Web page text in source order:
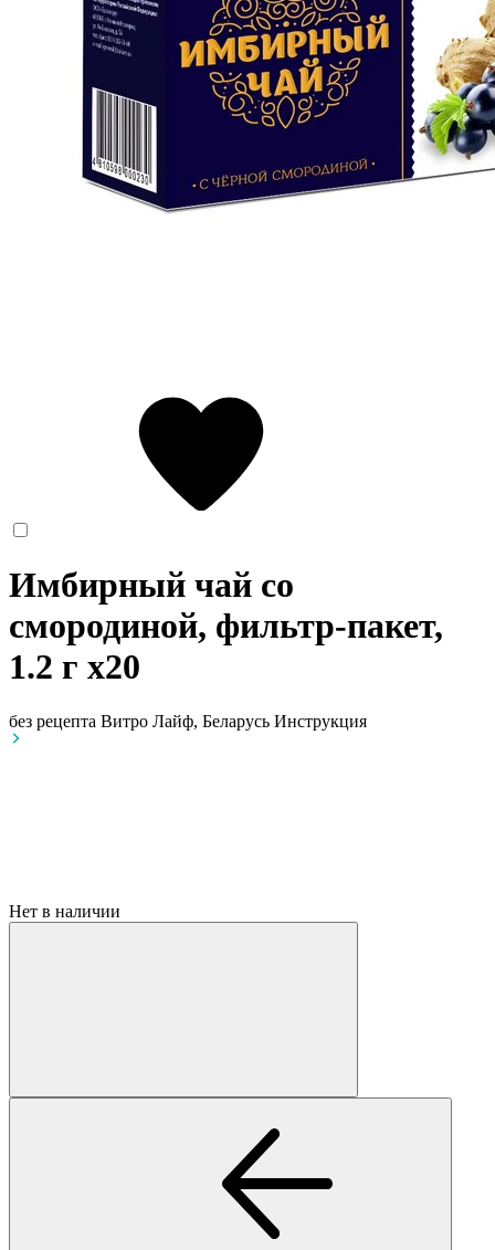
Имбирный чай со
смородиной, фильтр-пакет,
1.2 г x20
без рецепта Витро Лайф, Беларусь Инструкция
Нет в наличии